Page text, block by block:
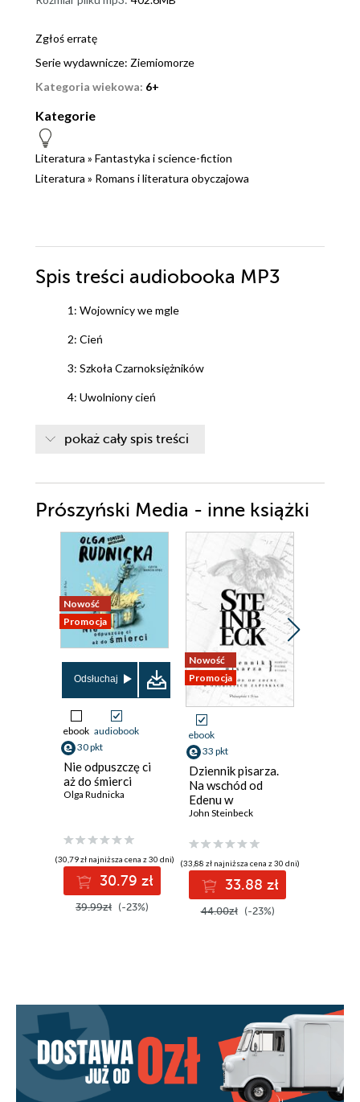
Zgłoś erratę
Serie wydawnicze: Ziemiomorze
Kategoria wiekowa: 6+
Kategorie
Literatura » Fantastyka i science-fiction
Literatura » Romans i literatura obyczajowa
Spis treści audiobooka MP3
1: Wojownicy we mgle
2: Cień
3: Szkoła Czarnoksiężników
4: Uwolniony cień
7: Lot sokoła
8: Pościg
9: Iffish
10: Morze Otwarte
pokaż cały spis treści
Prószyński Media - inne książki
Nowość
Promocja
Odsłuchaj
ebook audiobook
30 pkt
Nie odpuszczę ci
aż do śmierci
Olga Rudnicka
(30,79 zł najniższa cena z 30 dni)
30.79 zł
39.99zł (-23%)
Nowość
Promocja
ebook
33 pkt
Dziennik pisarza.
Na wschód od
Edenu w
osobistych
John Steinbeck
(33,88 zł najniższa cena z 30 dni)
33.88 zł
44.00zł (-23%)